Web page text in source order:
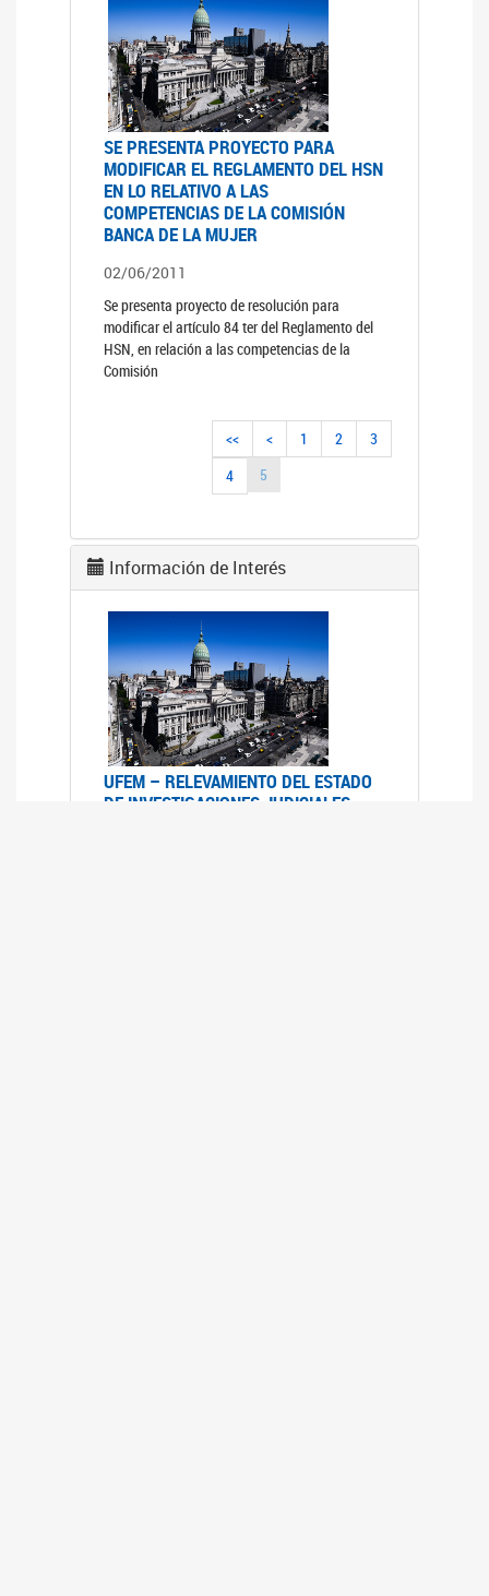
SE PRESENTA PROYECTO PARA
MODIFICAR EL REGLAMENTO DEL HSN
EN LO RELATIVO A LAS
COMPETENCIAS DE LA COMISIÓN
BANCA DE LA MUJER
02/06/2011
Se presenta proyecto de resolución para
modificar el artículo 84 ter del Reglamento del
HSN, en relación a las competencias de la
Comisión
<< < 1 2
3
4
5
Información de Interés
UFEM – RELEVAMIENTO DEL ESTADO
DE INVESTIGACIONES JUDICIALES